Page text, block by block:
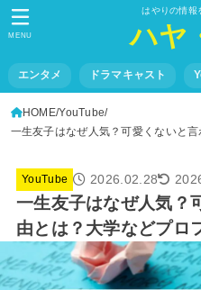
はやりの情報
ハヤ
エンタメ ドラマキャスト
MENU
HOME YouTube
一生友子はなぜ人気？可愛くないと
YouTube 2026.02.28
一生友子はなぜ人気？
由とは？大学などプロ